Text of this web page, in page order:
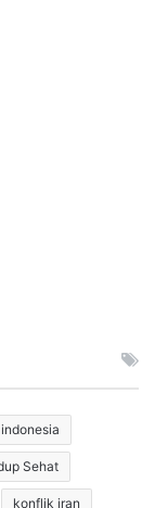
Sehat
konflik iran